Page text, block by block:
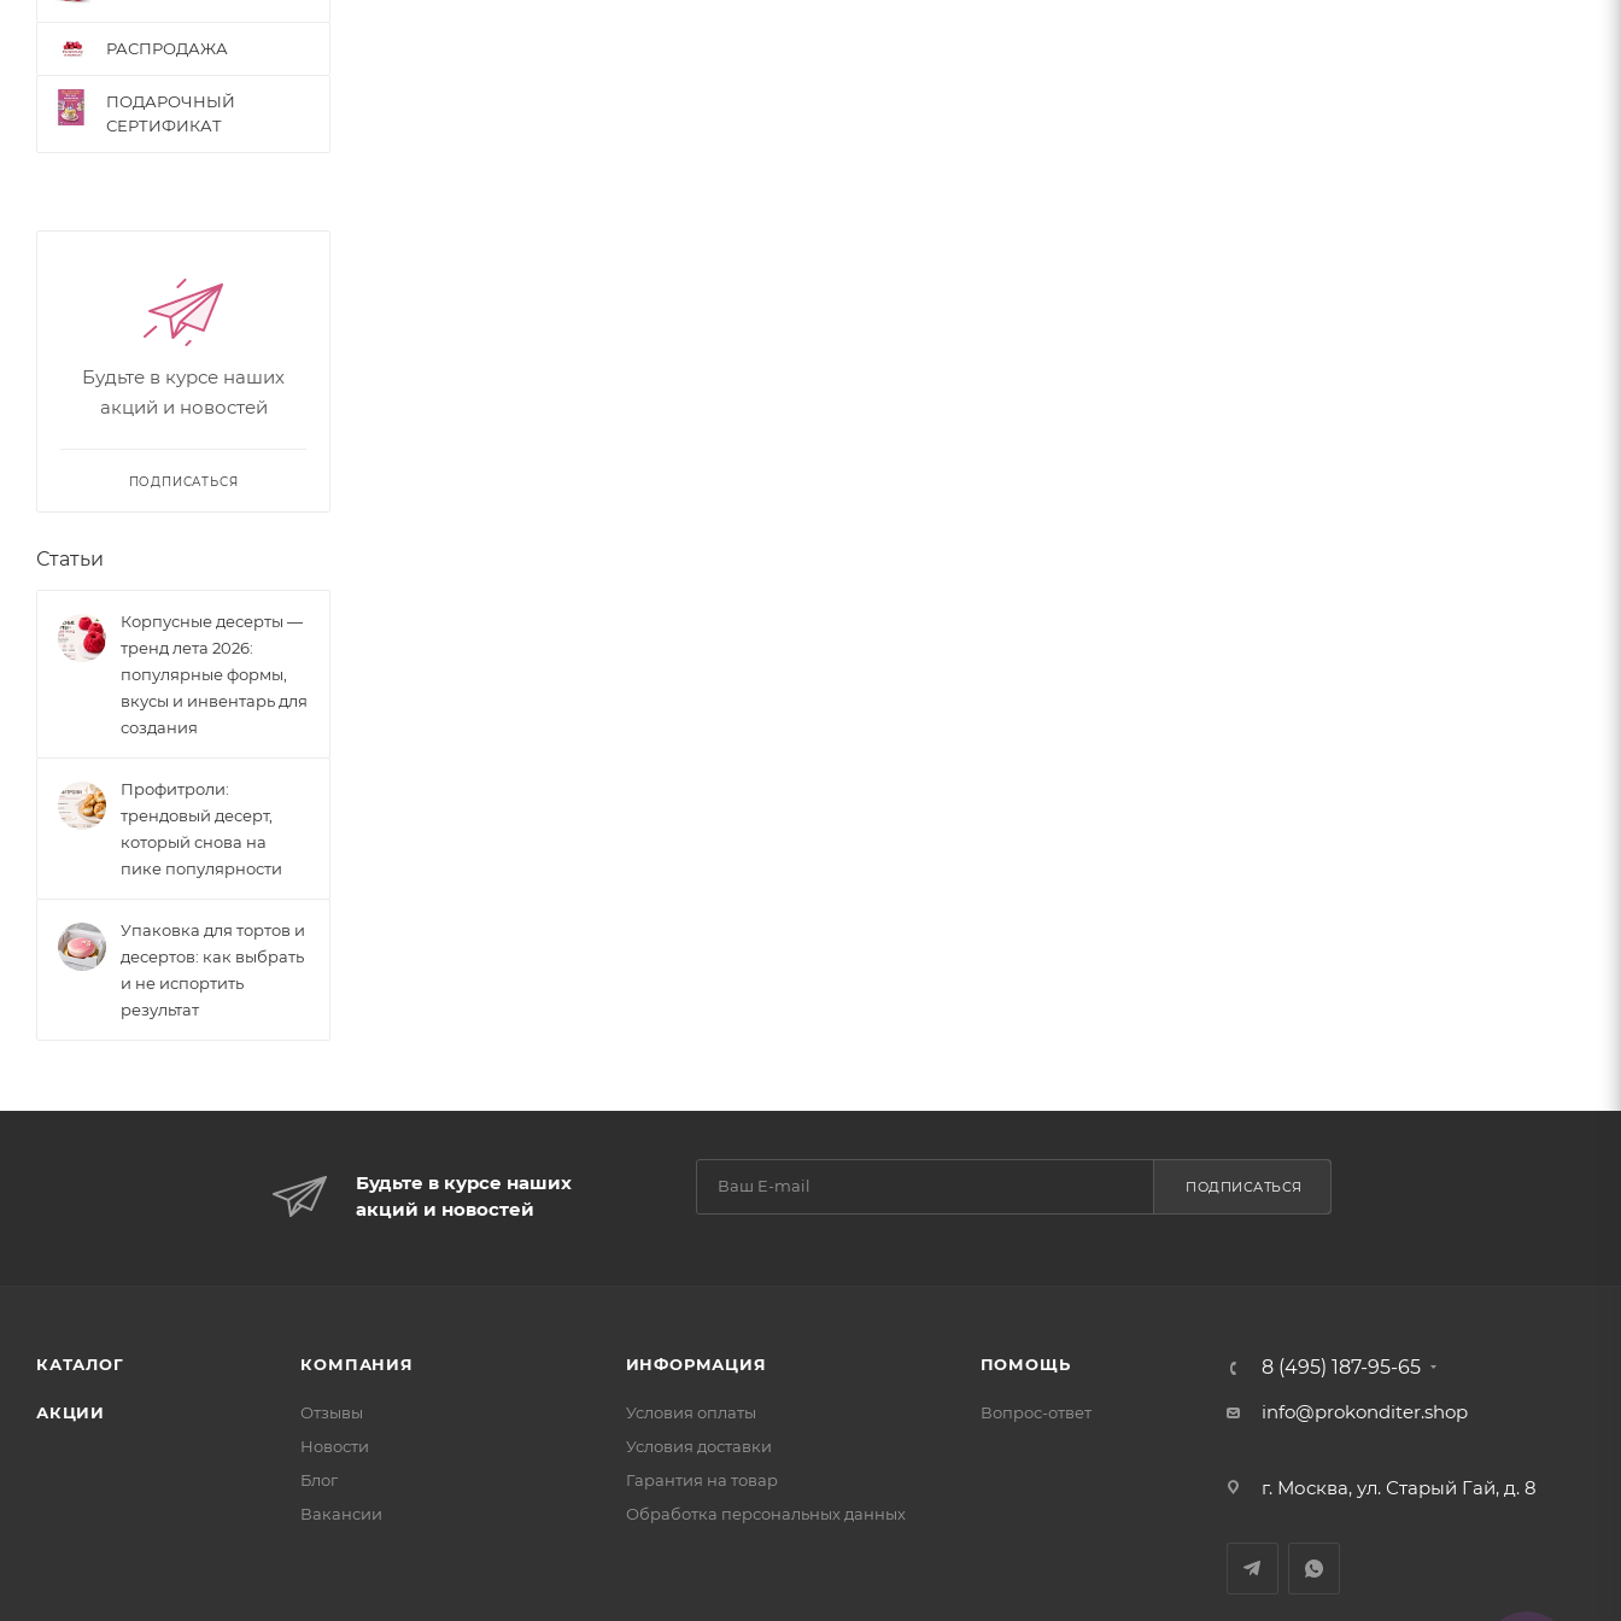
РАСПРОДАЖА
ПОДАРОЧНЫЙ
СЕРТИФИКАТ
Будьте в курсе наших
акций и новостей
ПОДПИСАТЬСЯ
Статьи
Корпусные десерты —
тренд лета 2026:
популярные формы,
вкусы и инвентарь для
создания
Профитроли:
трендовый десерт,
который снова на
пике популярности
Упаковка для тортов и
десертов: как выбрать
и не испортить
результат
Будьте в курсе наших
акций и новостей
ПОДПИСАТЬСЯ
КАТАЛОГ
АКЦИИ
КОМПАНИЯ
Отзывы
Новости
Блог
Вакансии
ИНФОРМАЦИЯ
Условия оплаты
Условия доставки
Гарантия на товар
Обработка персональных данных
ПОМОЩЬ
Вопрос-ответ
8 (495) 187-95-65
info@prokonditer.shop
г. Москва, ул. Старый Гай, д. 8